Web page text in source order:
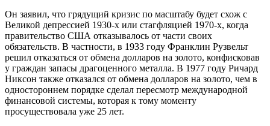
Он заявил, что грядущий кризис по масштабу будет схож с
Великой депрессией 1930-х или стагфляцией 1970-х, когда
правительство США отказывалось от части своих
обязательств. В частности, в 1933 году Франклин Рузвельт
решил отказаться от обмена долларов на золото, конфисковав
у граждан запасы драгоценного металла. В 1977 году Ричард
Никсон также отказался от обмена долларов на золото, чем в
одностороннем порядке сделал пересмотр международной
финансовой системы, которая к тому моменту
просуществовала уже 25 лет.